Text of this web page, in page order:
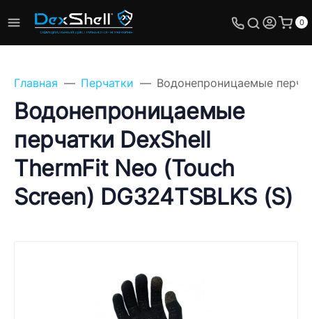
0
Главная Перчатки Водонепроницаемые
Водонепроницаемые
перчатки DexShell
ThermFit Neo (Touch
Screen) DG324TSBLKS (S)
Задайте свой вопрос,
мы обязательно